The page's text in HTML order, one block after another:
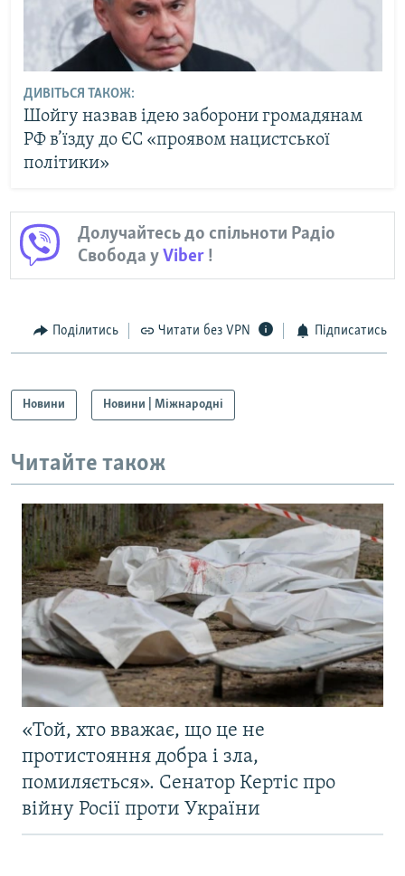
ДИВІТЬСЯ ТАКОЖ:
Шойгу назвав ідею заборони громадянам
РФ в’їзду до ЄС «проявом нацистської
політики»
Долучайтесь до спільноти Радіо
Свобода уViber !
Поділитись Читати без VPN Підписатись
Новини Новини | Міжнародні
Читайте також
«Той, хто вважає, що це не
протистояння добра і зла,
помиляється». Сенатор Кертіс про
війну Росії проти України